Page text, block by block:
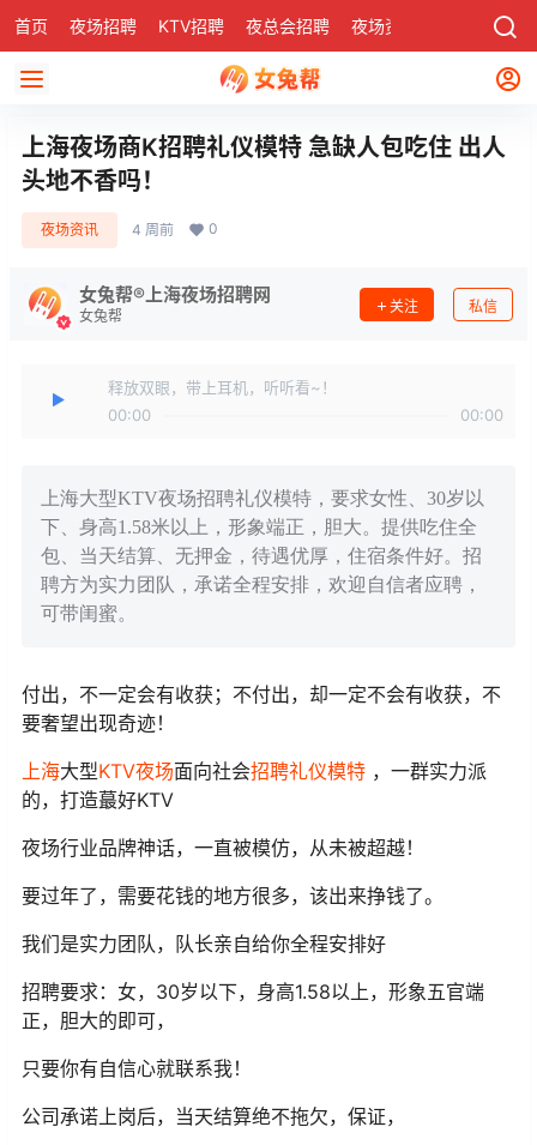
首页 夜场招聘 KTV招聘 夜总会招聘 夜场资讯 社区
上海夜场商K招聘礼仪模特 急缺人包吃住 出人
头地不香吗！
夜场资讯 4 周前 0
女兔帮®上海夜场招聘网
女兔帮
关注 私信
释放双眼，带上耳机，听听看~！
00:00
00:00
上海大型KTV夜场招聘礼仪模特，要求女性、30岁以
下、身高1.58米以上，形象端正，胆大。提供吃住全
包、当天结算、无押金，待遇优厚，住宿条件好。招
聘方为实力团队，承诺全程安排，欢迎自信者应聘，
可带闺蜜。
付出，不一定会有收获；不付出，却一定不会有收获，不
要奢望出现奇迹！
上海大型KTV夜场面向社会招聘礼仪模特 ，一群实力派
的，打造蕞好KTV
夜场行业品牌神话，一直被模仿，从未被超越！
要过年了，需要花钱的地方很多，该出来挣钱了。
我们是实力团队，队长亲自给你全程安排好
招聘要求：女，30岁以下，身高1.58以上，形象五官端
正，胆大的即可，
只要你有自信心就联系我！
公司承诺上岗后，当天结算绝不拖欠，保证，